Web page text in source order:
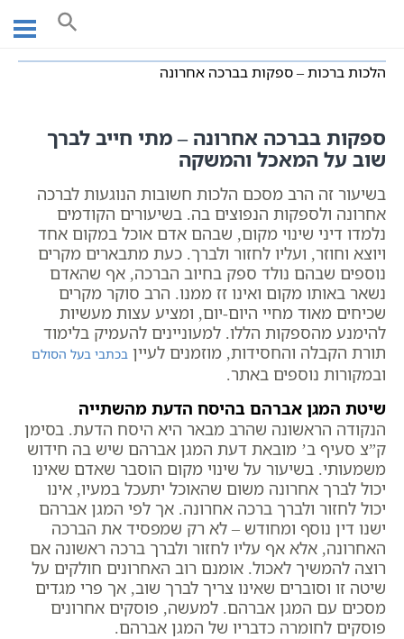
הלכות ברכות
הלכות ברכות – ספקות בברכה אחרונה
ספקות בברכה אחרונה – מתי חייב לברך
שוב על המאכל והמשקה
בשיעור זה הרב מסכם הלכות חשובות הנוגעות לברכה
אחרונה ולספקות הנפוצים בה. בשיעורים הקודמים
נלמדו דיני שינוי מקום, שבהם אדם אוכל במקום אחד
ויוצא וחוזר, ועליו לחזור ולברך. כעת מתבארים מקרים
נוספים שבהם נולד ספק בחיוב הברכה, אף שהאדם
נשאר באותו מקום ואינו זז ממנו. הרב סוקר מקרים
שכיחים מאוד מחיי היום-יום, ומציע עצות מעשיות
להימנע מהספקות הללו. למעוניינים להעמיק בלימוד
תורת הקבלה והחסידות, מוזמנים לעיין בכתבי בעל הסולם
ובמקורות נוספים באתר.
שיטת המגן אברהם בהיסח הדעת מהשתייה
הנקודה הראשונה שהרב מבאר היא היסח הדעת. בסימן
ק”צ סעיף ב’ מובאת דעת המגן אברהם שיש בה חידוש
משמעותי. בשיעור על שינוי מקום הוסבר שאדם שאינו
יכול לברך אחרונה משום שהאוכל יתעכל במעיו, אינו
יכול לחזור ולברך ברכה אחרונה. אך לפי המגן אברהם
ישנו דין נוסף ומחודש – לא רק שמפסיד את הברכה
האחרונה, אלא אף עליו לחזור ולברך ברכה ראשונה אם
רוצה להמשיך לאכול. אומנם רוב האחרונים חולקים על
שיטה זו וסוברים שאינו צריך לברך שוב, אך פרי מגדים
מסכים עם המגן אברהם. למעשה, פוסקים אחרונים
פוסקים לחומרה כדבריו של המגן אברהם.